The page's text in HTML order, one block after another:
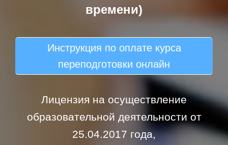
времени)
Инструкция по оплате курса
переподготовки онлайн
Лицензия на осуществление
образовательной деятельности от
25.04.2017 года,